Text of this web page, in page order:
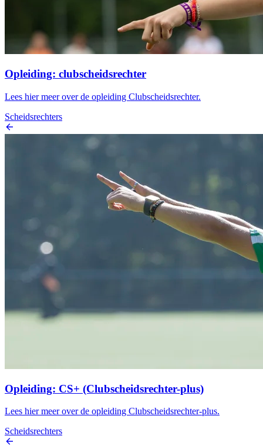
Opleiding: clubscheidsrechter
Lees hier meer over de opleiding Clubscheidsrechter.
Scheidsrechters
Opleiding: CS+ (Clubscheidsrechter-plus)
Lees hier meer over de opleiding Clubscheidsrechter-plus.
Scheidsrechters